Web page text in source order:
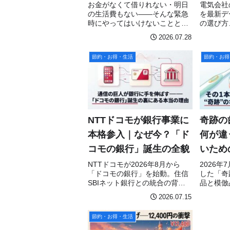
め
お金がなくて借りれない・明日
の生活費もない——そんな緊急
時にやってはいけないことと、
市役所・フードバンク・公的支
援の具体的な使い方を徹底解
説。一人で抱え込まないで。
2026.07.28
電気会
を最新
の選び
節約・お得・生活
NTTドコモが銀行事業に
本格参入｜なぜ今？「ド
コモの銀行」誕生の全貌
NTTドコモが2026年8月から
「ドコモの銀行」を始動。住信
SBIネット銀行との統合の背
景、今後のスケジュール、SNS
の反応をわかりやすく解説しま
す。
2026.07.15
節約・お
奇跡の
何が違
いため
ポイン
2026年7
した「
品と模
節約・お得・生活